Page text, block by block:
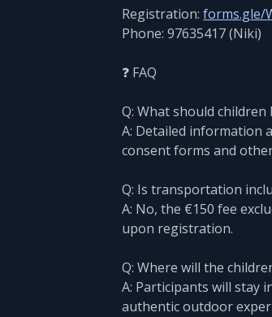
Registration:forms.gle/
Phone: 97635417 (Niki)
❓ FAQ
Q: What should
A: Detailed information
consent forms and
Q: Is transportation
A: No, the €150 fee
upon registration.
Q: Where will the
A: Participants will stay
authentic outdoor